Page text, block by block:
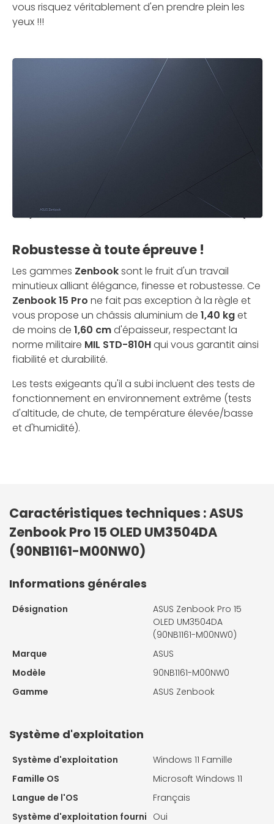
vous risquez véritablement d'en prendre plein les
yeux !!!
Robustesse à toute épreuve !
Les gammes Zenbooksont le fruit d'un travail
minutieux alliant élégance, finesse et robustesse. Ce
Zenbook 15 Pro ne fait pas exception à la règle et
vous propose un châssis aluminium de 1,40 kget
de moins de 1,60 cmd'épaisseur, respectant la
norme militaire MIL STD-810Hqui vous garantit ainsi
fiabilité et durabilité.
Les tests exigeants qu'il a subi incluent des tests de
fonctionnement en environnement extrême (tests
d'altitude, de chute, de température élevée/basse
et d'humidité).
Caractéristiques techniques : ASUS
Zenbook Pro 15 OLED UM3504DA
(90NB1161-M00NW0)
Informations générales
Désignation
ASUS Zenbook Pro 15
OLED UM3504DA
(90NB1161-M00NW0)
Marque
ASUS
Modèle
90NB1161-M00NW0
Gamme
ASUS Zenbook
Système d'exploitation
Système d'exploitation
Windows 11 Famille
Famille OS
Microsoft Windows 11
Langue de l'OS
Français
Système d'exploitation fourni Oui